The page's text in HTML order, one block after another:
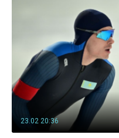
23.02 20:36